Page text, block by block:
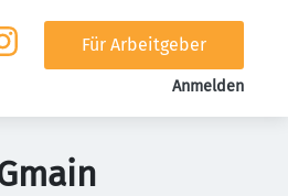
Für Arbeitgeber
Anmelden